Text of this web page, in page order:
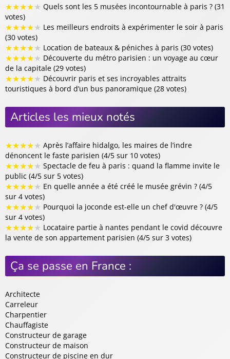
★★★★★ Quels sont les 5 musées incontournable à paris ? (31
votes)
★★★★★ Les meilleurs endroits à expérimenter le soir à paris
(30 votes)
★★★★★ Location de bateaux & péniches à paris (30 votes)
★★★★★ Découverte du métro parisien : un voyage au cœur
de la capitale (29 votes)
★★★★★ Découvrir paris et ses incroyables attraits
touristiques à bord d’un bus panoramique (28 votes)
Articles les mieux notés
★★★★★ Après l’affaire hidalgo, les maires de l’indre
dénoncent le faste parisien (4/5 sur 10 votes)
★★★★★ Spectacle de feu à paris : quand la flamme invite le
public (4/5 sur 5 votes)
★★★★★ En quelle année a été créé le musée grévin ? (4/5
sur 4 votes)
★★★★★ Pourquoi la joconde est-elle un chef d'œuvre ? (4/5
sur 4 votes)
★★★★★ Locataire partie à nantes pendant le covid découvre
la vente de son appartement parisien (4/5 sur 3 votes)
Ça se passe en France :
Architecte
Carreleur
Charpentier
Chauffagiste
Constructeur de garage
Constructeur de maison
Constructeur de piscine en dur